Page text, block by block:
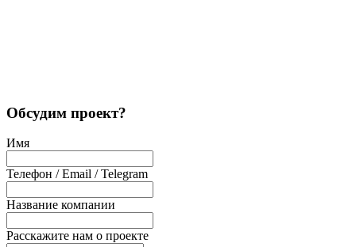
Обсудим проект?
Имя
Телефон / Email / Telegram
Название компании
Расскажите нам о проекте